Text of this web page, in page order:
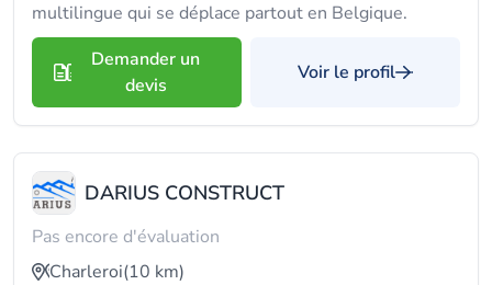
multilingue qui se déplace partout en Belgique.
Demander un
devis
Voir le profil
DARIUS CONSTRUCT
Pas encore d'évaluation
Charleroi(10 km)